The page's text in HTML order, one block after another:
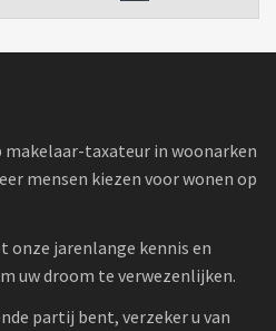
makelaar-taxateur in woonarken
mensen kiezen voor wonen op
onze jarenlange kennis en
uw droom te verwezenlijken.
partij bent, verzeker u van